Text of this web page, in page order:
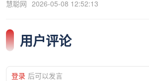
慧聪网 2026-05-08 12:52:13
用户评论
登录 后可以发言